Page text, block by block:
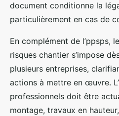
document conditionne la
particulièrement en cas de
En complément de l’ppsps,
risques chantier s’impose
plusieurs entreprises,
actions à mettre en œuvre.
professionnels doit être
montage, travaux en